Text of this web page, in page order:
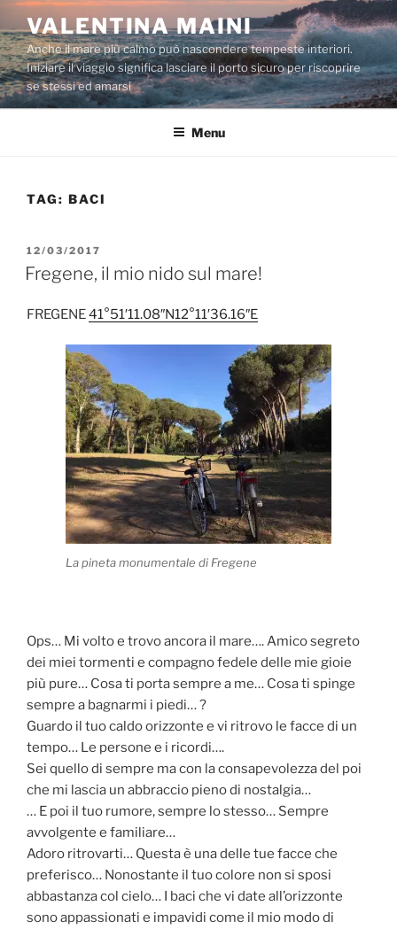
Salta
al
contenuto
VALENTINA MAINI
Anche il mare più calmo può nascondere tempeste interiori.
Iniziare il viaggio significa lasciare il porto sicuro per riscoprire
se stessi ed amarsi
Menu
TAG: BACI
PUBBLICATO
IL
12/03/2017
Fregene, il mio nido sul mare!
FREGENE41°51′11.08″N12°11′36.16″E
La pineta monumentale di Fregene
Ops… Mi volto e trovo ancora il mare…. Amico segreto
dei miei tormenti e compagno fedele delle mie gioie
più pure… Cosa ti porta sempre a me… Cosa ti spinge
sempre a bagnarmi i piedi… ?
Guardo il tuo caldo orizzonte e vi ritrovo le facce di un
tempo… Le persone e i ricordi….
Sei quello di sempre ma con la consapevolezza del poi
che mi lascia un abbraccio pieno di nostalgia…
… E poi il tuo rumore, sempre lo stesso… Sempre
avvolgente e familiare…
Adoro ritrovarti… Questa è una delle tue facce che
preferisco… Nonostante il tuo colore non si sposi
abbastanza col cielo… I baci che vi date all’orizzonte
sono appassionati e impavidi come il mio modo di